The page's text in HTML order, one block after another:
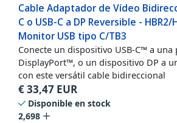
Cable Adaptador de Vídeo
C o USB-C a DP Reversible - HBR2/
Monitor USB tipo C/TB3
Conecte un dispositivo USB-C™ a una
DisplayPort™, o un dispositivo DP a
con este versátil cable bidireccional
€33,47 EUR
Disponible en stock
2,698